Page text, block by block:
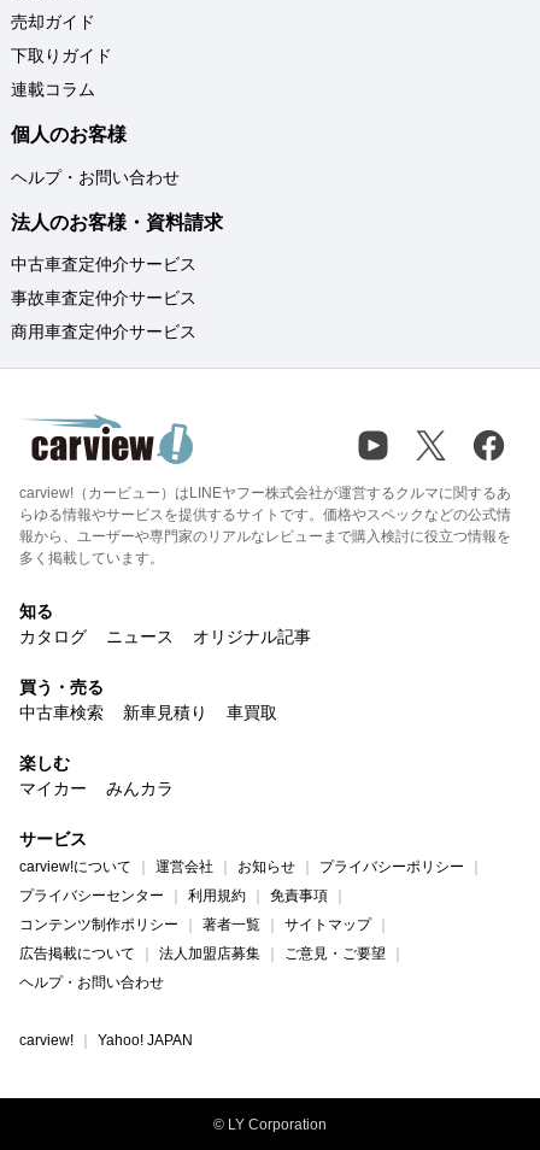
売却ガイド
下取りガイド
連載コラム
個人のお客様
ヘルプ・お問い合わせ
法人のお客様・資料請求
中古車査定仲介サービス
事故車査定仲介サービス
商用車査定仲介サービス
carview!（カービュー）はLINEヤフー株式会社が運営するクルマに関するあ
らゆる情報やサービスを提供するサイトです。価格やスペックなどの公式情
報から、ユーザーや専門家のリアルなレビューまで購入検討に役立つ情報を
多く掲載しています。
知る
カタログ
ニュース オリジナル記事
買う・売る
中古車検索
新車見積り 車買取
楽しむ
マイカー
みんカラ
サービス
carview!について 運営会社 お知らせ
プライバシーポリシー
プライバシーセンター
利用規約
免責事項
コンテンツ制作ポリシー
著者一覧
サイトマップ
広告掲載について
法人加盟店募集
ご意見・ご要望
ヘルプ・お問い合わせ
carview! Yahoo! JAPAN
© LY Corporation